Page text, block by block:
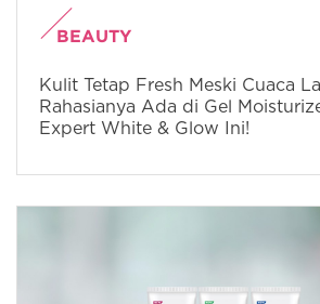
BEAUTY
Kulit Tetap Fresh Meski Cuaca
Rahasianya Ada di Gel
Expert White & Glow Ini!